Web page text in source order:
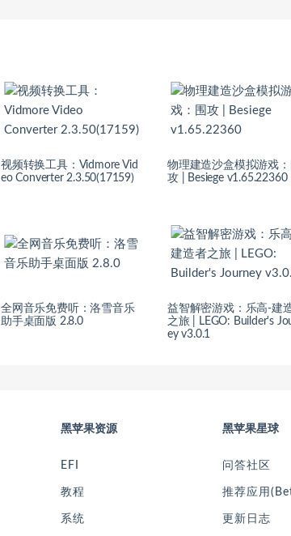
视频转换工具：Vidmore Vid
eo Converter 2.3.50(17159)
物理建造沙盒模拟游戏：
攻 | Besiege v1.65.22360
全网音乐免费听：洛雪音乐
助手桌面版 2.8.0
益智解密游戏：乐高-建
之旅 | LEGO: Builder's
ey v3.0.1
黑苹果资源
EFI
教程
系统
黑苹果星球
问答社区
推荐应用
更新日志